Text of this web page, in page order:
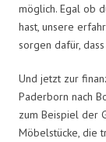
möglich. Egal ob
hast, unsere
sorgen dafür,
Und jetzt zur
Paderborn nach
zum Beispiel der
Möbelstücke, die